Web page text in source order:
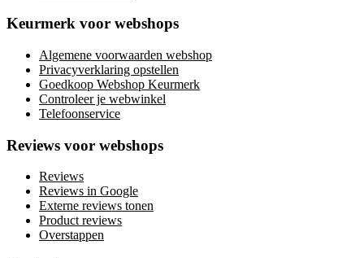
Keurmerk voor webshops
Algemene voorwaarden webshop
Privacyverklaring opstellen
Goedkoop Webshop Keurmerk
Controleer je webwinkel
Telefoonservice
Reviews voor webshops
Reviews
Reviews in Google
Externe reviews tonen
Product reviews
Overstappen